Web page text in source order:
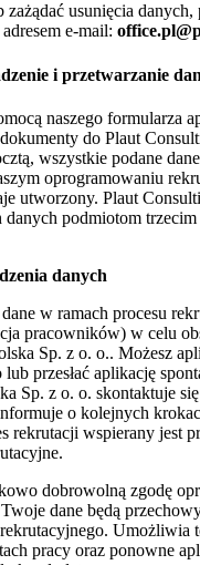
usunięcia
e-mail:
i przetwarzanie
naszego formularza
do Plaut
wszystkie podane dane
oprogramowaniu
utworzony. Plaut
danych podmiotom
danych
w ramach procesu
pracowników) w celu
Sp. z o. o.. Możesz
przesłać aplikację
Sp. z o. o. skontaktuje
o kolejnych
rekrutacji wspierany jest
dobrowolną zgodę
dane będą
Umożliwia
pracy oraz ponowne